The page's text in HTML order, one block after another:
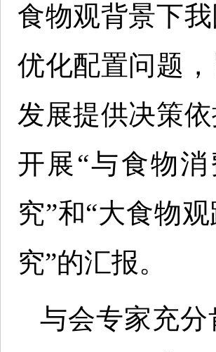
食物观背景下
优化配置问题
发展提供决策
开展“与食物
究”和“大食物
究”的汇报。
与会专家充